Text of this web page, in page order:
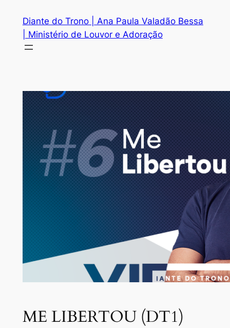
Diante do Trono | Ana Paula Valadão Bessa
| Ministério de Louvor e Adoração
ME LIBERTOU (DT1)